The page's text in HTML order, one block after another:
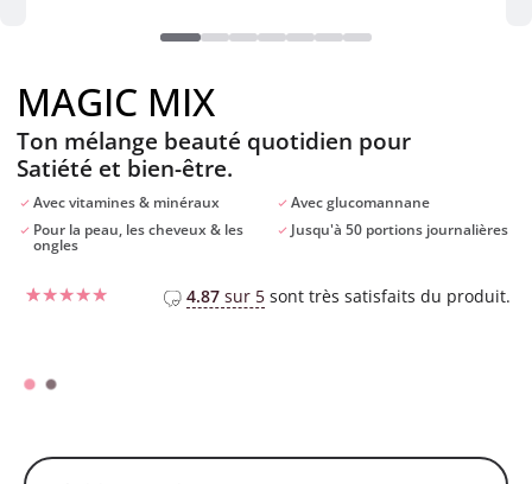
MAGIC MIX
Ton mélange beauté quotidien pour
Satiété et bien-être.
Avec vitamines & minéraux
Avec glucomannane
Pour la peau, les cheveux & les
ongles
Jusqu'à 50 portions journalières
notations
4.87sur 5sont très satisfaits du produit.